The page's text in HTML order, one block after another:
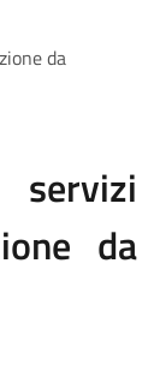
da
da